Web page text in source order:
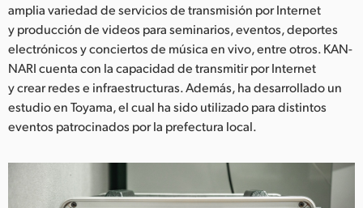
Singapore
South Africa
España
Sweden
Turkey
amplia variedad de servicios de transmisión por Internet
y producción de videos para seminarios, eventos, deportes
electrónicos y conciertos de música en vivo, entre otros. KAN-
NARI cuenta con la capacidad de transmitir por Internet
y crear redes e infraestructuras. Además, ha desarrollado un
estudio en Toyama, el cual ha sido utilizado para distintos
eventos patrocinados por la prefectura local.